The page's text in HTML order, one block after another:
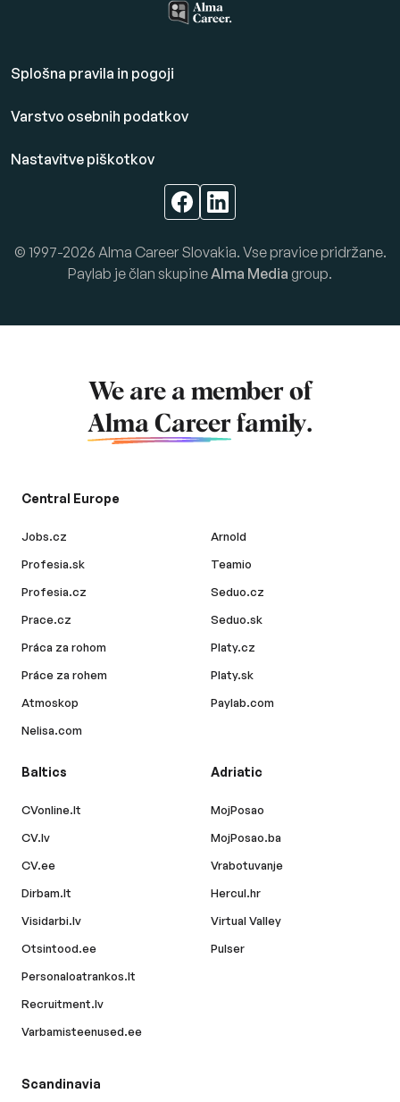
Splošna pravila in pogoji
Varstvo osebnih podatkov
Nastavitve piškotkov
© 1997-2026 Alma Career Slovakia. Vse pravice pridržane.
Paylab je član skupineAlma Media group.
We are a member of
Alma Career family.
Central Europe
Jobs.cz
Profesia.sk
Profesia.cz
Prace.cz
Práca za rohom
Práce za rohem
Atmoskop
Nelisa.com
Arnold
Teamio
Seduo.cz
Seduo.sk
Platy.cz
Platy.sk
Paylab.com
Baltics
CVonline.lt
CV.lv
CV.ee
Dirbam.lt
Visidarbi.lv
Otsintood.ee
Personaloatrankos.lt
Recruitment.lv
Varbamisteenused.ee
Adriatic
MojPosao
MojPosao.ba
Vrabotuvanje
Hercul.hr
Virtual Valley
Pulser
Scandinavia